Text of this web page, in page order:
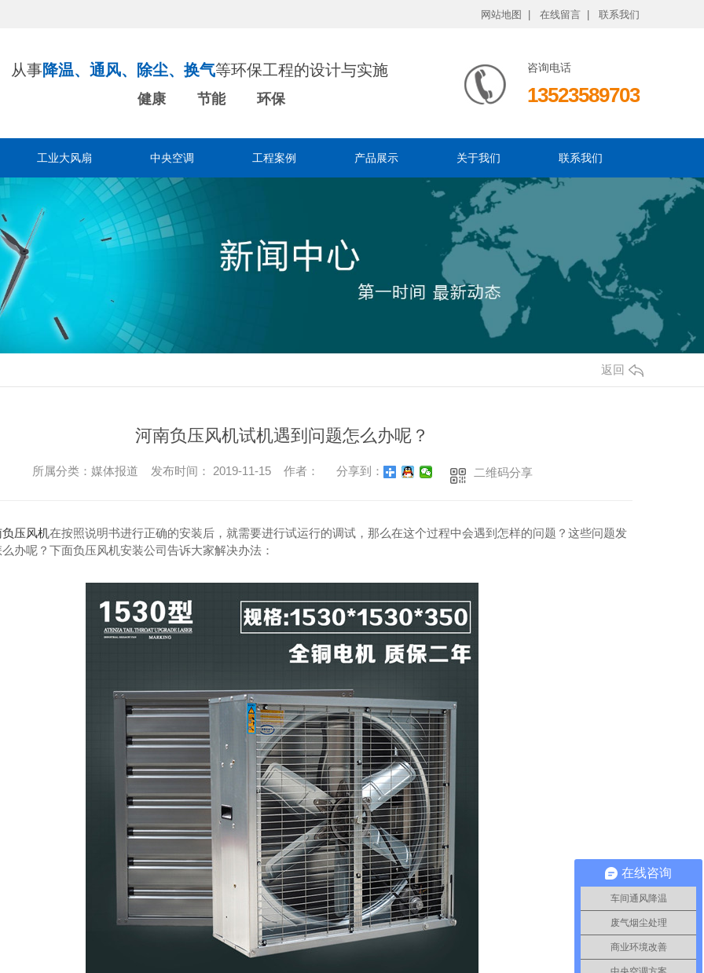
网站地图 | 在线留言 | 联系我们
从事降温、通风、除尘、换气等环保工程的设计与实施
健康 节能 环保
咨询电话
13523589703
工业大风扇 中央空调 工程案例 产品展示 关于我们 联系我们
返回
科瑞莱冷风机KD18A 负压风机1260型
河南负压风机试机遇到问题怎么办呢？
所属分类：媒体报道 发布时间： 2019-11-15 作者： 分享到： 二维码分享
负压风机在按照说明书进行正确的安装后，就需要进行试运行的调试，那么在这个过程中会遇到怎样的问题？这些问题发
办呢？下面负压风机安装公司告诉大家解决办法：
在线咨询
车间通风降温
废气烟尘处理
商业环境改善